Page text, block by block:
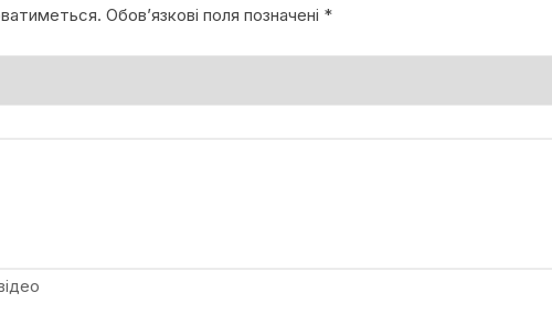
Обов’язкові поля позначені *